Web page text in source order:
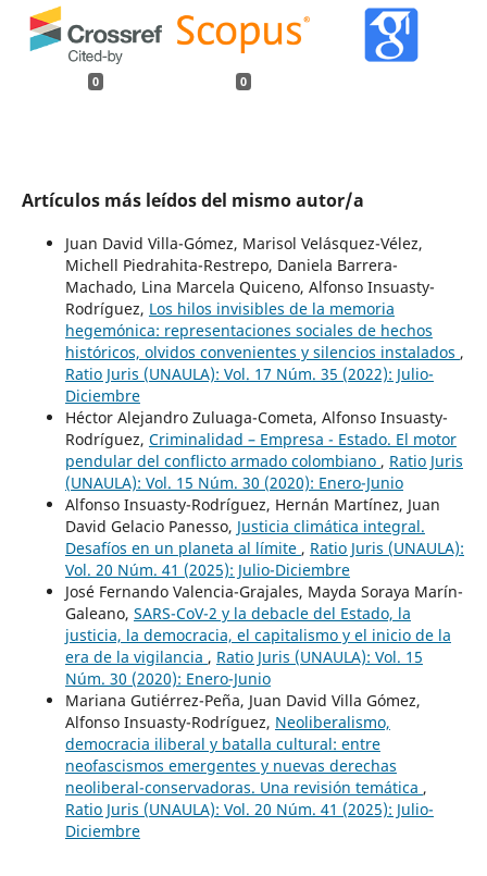
0 0
Artículos más leídos del mismo autor/a
Juan David Villa-Gómez, Marisol Velásquez-Vélez,
Michell Piedrahita-Restrepo, Daniela Barrera-
Machado, Lina Marcela Quiceno, Alfonso Insuasty-
Rodríguez, Los hilos invisibles de la memoria
hegemónica: representaciones sociales de hechos
históricos, olvidos convenientes y silencios instalados ,
Ratio Juris (UNAULA): Vol. 17 Núm. 35 (2022): Julio-
Diciembre
Héctor Alejandro Zuluaga-Cometa, Alfonso Insuasty-
Rodríguez, Criminalidad – Empresa - Estado. El motor
pendular del conflicto armado colombiano , Ratio Juris
(UNAULA): Vol. 15 Núm. 30 (2020): Enero-Junio
Alfonso Insuasty-Rodríguez, Hernán Martínez, Juan
David Gelacio Panesso, Justicia climática integral.
Desafíos en un planeta al límite , Ratio Juris (UNAULA):
Vol. 20 Núm. 41 (2025): Julio-Diciembre
José Fernando Valencia-Grajales, Mayda Soraya Marín-
Galeano, SARS-CoV-2 y la debacle del Estado, la
justicia, la democracia, el capitalismo y el inicio de la
era de la vigilancia , Ratio Juris (UNAULA): Vol. 15
Núm. 30 (2020): Enero-Junio
Mariana Gutiérrez-Peña, Juan David Villa Gómez,
Alfonso Insuasty-Rodríguez, Neoliberalismo,
democracia iliberal y batalla cultural: entre
neofascismos emergentes y nuevas derechas
neoliberal-conservadoras. Una revisión temática ,
Ratio Juris (UNAULA): Vol. 20 Núm. 41 (2025): Julio-
Diciembre